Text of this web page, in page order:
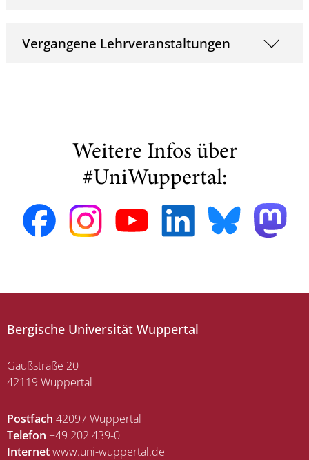
Vergangene Lehrveranstaltungen
Weitere Infos über
#UniWuppertal:
Bergische Universität Wuppertal
Gaußstraße 20
42119 Wuppertal
Postfach 42097 Wuppertal
Telefon +49 202 439-0
Internetwww.uni-wuppertal.de